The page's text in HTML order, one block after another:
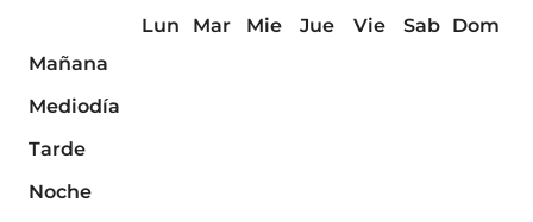
Lun Mar Mie Jue Vie Sab
Dom
Mañana
Mediodía
Tarde
Noche